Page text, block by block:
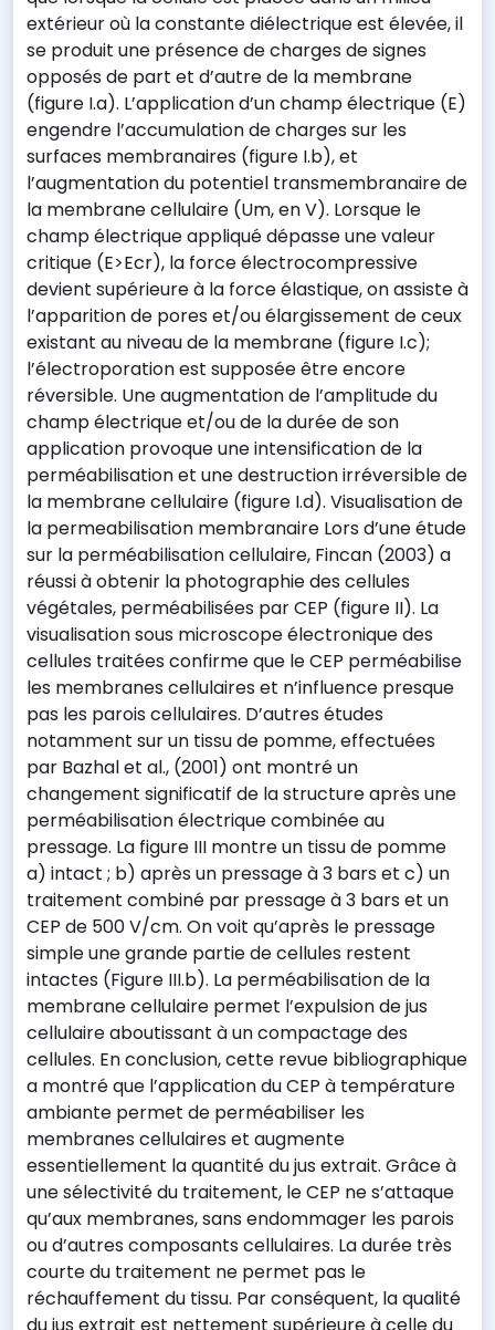
extérieur où la constante diélectrique est élevée, il
se produit une présence de charges de signes
opposés de part et d’autre de la membrane
(figure I.a). L’application d’un champ électrique (E)
engendre l’accumulation de charges sur les
surfaces membranaires (figure I.b), et
l’augmentation du potentiel transmembranaire de
la membrane cellulaire (Um, en V). Lorsque le
champ électrique appliqué dépasse une valeur
critique (E>Ecr), la force électrocompressive
devient supérieure à la force élastique, on assiste à
l’apparition de pores et/ou élargissement de ceux
existant au niveau de la membrane (figure I.c);
l’électroporation est supposée être encore
réversible. Une augmentation de l’amplitude du
champ électrique et/ou de la durée de son
application provoque une intensification de la
perméabilisation et une destruction irréversible de
la membrane cellulaire (figure I.d). Visualisation de
la permeabilisation membranaire Lors d’une étude
sur la perméabilisation cellulaire, Fincan (2003) a
réussi à obtenir la photographie des cellules
végétales, perméabilisées par CEP (figure II). La
visualisation sous microscope électronique des
cellules traitées confirme que le CEP perméabilise
les membranes cellulaires et n’influence presque
pas les parois cellulaires. D’autres études
notamment sur un tissu de pomme, effectuées
par Bazhal et al., (2001) ont montré un
changement significatif de la structure après une
perméabilisation électrique combinée au
pressage. La figure III montre un tissu de pomme
a) intact ; b) après un pressage à 3 bars et c) un
traitement combiné par pressage à 3 bars et un
CEP de 500 V/cm. On voit qu’après le pressage
simple une grande partie de cellules restent
intactes (Figure III.b). La perméabilisation de la
membrane cellulaire permet l’expulsion de jus
cellulaire aboutissant à un compactage des
cellules. En conclusion, cette revue bibliographique
a montré que l’application du CEP à température
ambiante permet de perméabiliser les
membranes cellulaires et augmente
essentiellement la quantité du jus extrait. Grâce à
une sélectivité du traitement, le CEP ne s’attaque
qu’aux membranes, sans endommager les parois
ou d’autres composants cellulaires. La durée très
courte du traitement ne permet pas le
réchauffement du tissu. Par conséquent, la qualité